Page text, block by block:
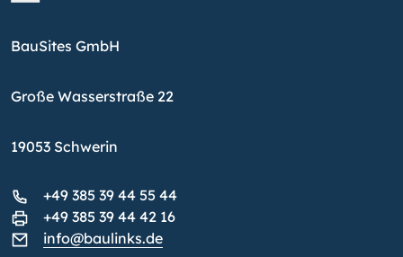
BauSites GmbH
Große Wasserstraße 22
19053 Schwerin
+49 385 39 44 55 44
+49 385 39 44 42 16
info@baulinks.de